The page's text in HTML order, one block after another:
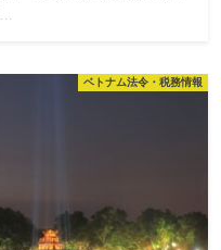
ベトナム法令・税務情報